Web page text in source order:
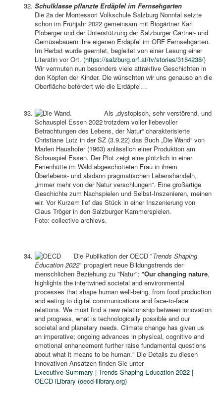
Schulklasse pflanzte Erdäpfel im Fernsehgarten
Die 2a der Montessori Volkschule Salzburg Nonntal setzte
schon im Frühjahr 2022 gemeinsam mit Biogärtner Karl
Ploberger und der Unterstützung der Salzburger Gärtner- und
Gemüsebauern ihre eigenen Erdäpfel im ORF Fernsehgarten.
Im Herbst wurde geerntet, begleitet von einer Lesung einer
Literatin vor Ort. (https://salzburg.orf.at/tv/stories/3154238/)
Wir vermuten nun besonders viele attraktive Geschichten in
den Köpfen der Kinder. Die wünschten wir uns genauso an die
Oberfläche befördert wie die Erdäpfel…
Als „dystopisch, sehr verstörend, und
trotzdem voller liebevoller
Betrachtungen des Lebens, der Natur“ charakterisierte
Christiane Lutz in der SZ (3.9.22) das Buch „Die Wand“ von
Marlen Haushofer (1963) anlässlich einer Produktion am
Schauspiel Essen. Der Plot zeigt eine plötzlich in einer
Ferienhütte im Wald abgeschotteten Frau in ihrem
Überlebens- und alsdann pragmatischen Lebenshandeln,
„immer mehr von der Natur verschlungen“. Eine großartige
Geschichte zum Nachspielen und Selbst-Inszenieren, meinen
wir. Vor Kurzem lief das Stück in einer Inszenierung von
Claus Tröger in den Salzburger Kammerspielen.
Foto: collective archievs.
Die Publikation der OECD "Trends Shaping
Education 2022" propagiert neue Bildungstrends der
menschlichen Beziehung zu "Natur": "Our changing nature,
highlights the intertwined societal and environmental
processes that shape human well-being, from food production
and eating to digital communications and face-to-face
relations. We must find a new relationship between innovation
and progress, what is technologically possible and our
societal and planetary needs. Climate change has given us
an imperative; ongoing advances in physical, cognitive and
emotional enhancement further raise fundamental questions
about what it means to be human." Die Details zu diesen
innovativen Ansätzen finden Sie unter
Executive Summary | Trends Shaping Education 2022 |
OECD iLibrary (oecd-ilibrary.org)